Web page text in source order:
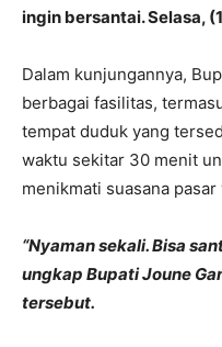
ingin bersantai. Selasa,
Dalam kunjungannya,
berbagai fasilitas,
tempat duduk yang
waktu sekitar 30 menit
menikmati suasana
“Nyaman sekali. Bisa
ungkap Bupati Joune
tersebut.